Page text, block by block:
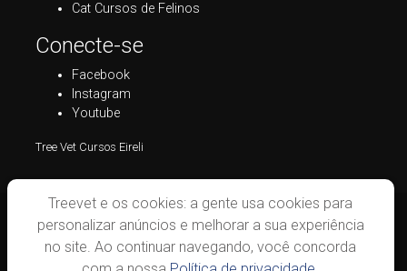
Cat Cursos de Felinos
Conecte-se
Facebook
Instagram
Youtube
Tree Vet Cursos Eireli
Treevet e os cookies: a gente usa cookies para
personalizar anúncios e melhorar a sua experiência
no site. Ao continuar navegando, você concorda